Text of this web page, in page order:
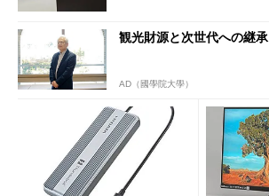
観光財源と次世代への継承
AD（國學院大學）